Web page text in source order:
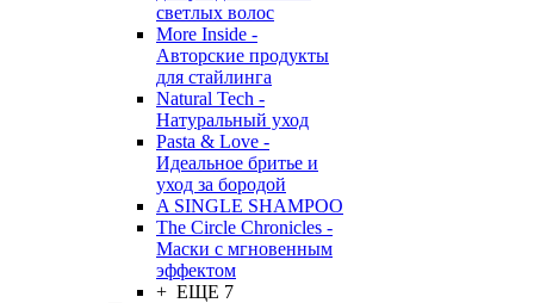
светлых волос
More Inside -
Авторские продукты
для стайлинга
Natural Tech -
Натуральный уход
Pasta & Love -
Идеальное бритье и
уход за бородой
A SINGLE SHAMPOO
The Circle Chronicles -
Маски с мгновенным
эффектом
+ ЕЩЕ 7